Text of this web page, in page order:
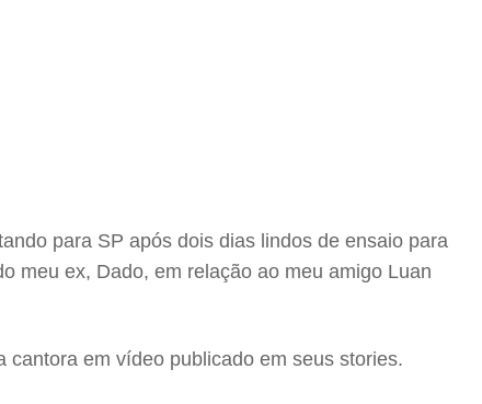
para SP após dois dias lindos de ensaio para
meu ex, Dado, em relação ao meu amigo Luan
em vídeo publicado em seus stories.